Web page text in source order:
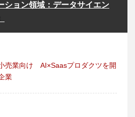
ション領域：データサイエン
売業向け AI×Saasプロダクツを開
業